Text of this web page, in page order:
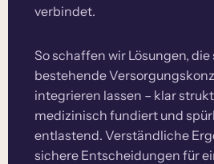
verbindet.
So schaffen wir Lösungen,
bestehende
integrieren lassen – klar
medizinisch fundiert und
entlastend. Verständliche
sichere Entscheidungen für